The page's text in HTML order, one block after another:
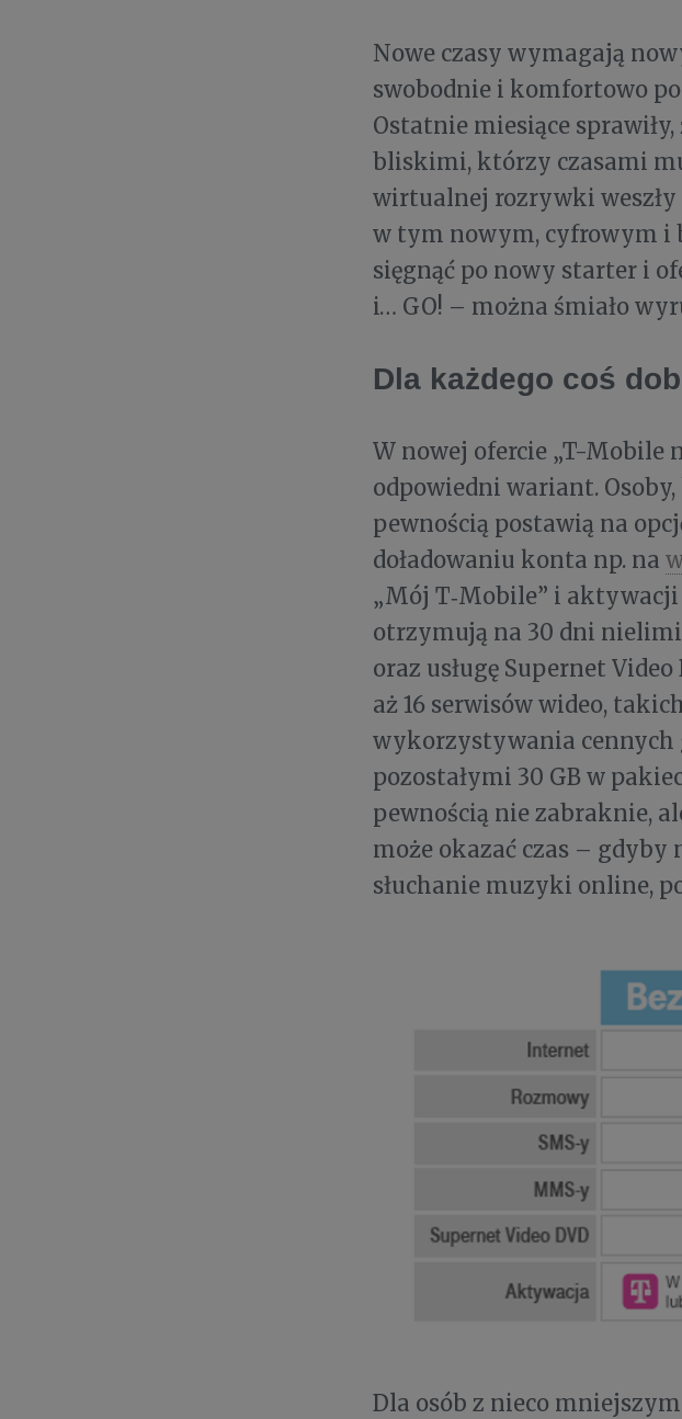
Nowe czasy wymagają
swobodnie i komfortowo
Ostatnie miesiące
bliskimi, którzy czasami
wirtualnej rozrywki weszły
w tym nowym, cyfrowym i
sięgnąć po nowy starter i
i… GO! – można śmiało
Dla każdego coś
W nowej ofercie „T-Mobile
odpowiedni wariant.
pewnością postawią na
doładowaniu konta np. na
„Mój T‑Mobile” i
otrzymują na 30 dni
oraz usługę Supernet
aż 16 serwisów wideo,
wykorzystywania cennych
pozostałymi 30 GB w
pewnością nie zabraknie,
może okazać czas – gdyby
słuchanie muzyki online,
Dla osób z nieco